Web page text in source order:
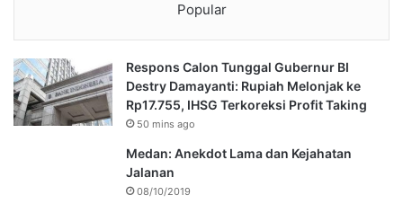
Popular
Respons Calon Tunggal Gubernur BI
Destry Damayanti: Rupiah Melonjak ke
Rp17.755, IHSG Terkoreksi Profit Taking
50 mins ago
Medan: Anekdot Lama dan Kejahatan
Jalanan
08/10/2019